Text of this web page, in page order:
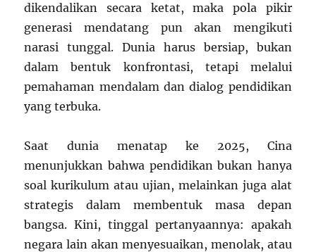
dikendalikan secara ketat, maka pola pikir
generasi mendatang pun akan mengikuti
narasi tunggal. Dunia harus bersiap, bukan
dalam bentuk konfrontasi, tetapi melalui
pemahaman mendalam dan dialog pendidikan
yang terbuka.
Saat dunia menatap ke 2025, Cina
menunjukkan bahwa pendidikan bukan hanya
soal kurikulum atau ujian, melainkan juga alat
strategis dalam membentuk masa depan
bangsa. Kini, tinggal pertanyaannya: apakah
negara lain akan menyesuaikan, menolak, atau